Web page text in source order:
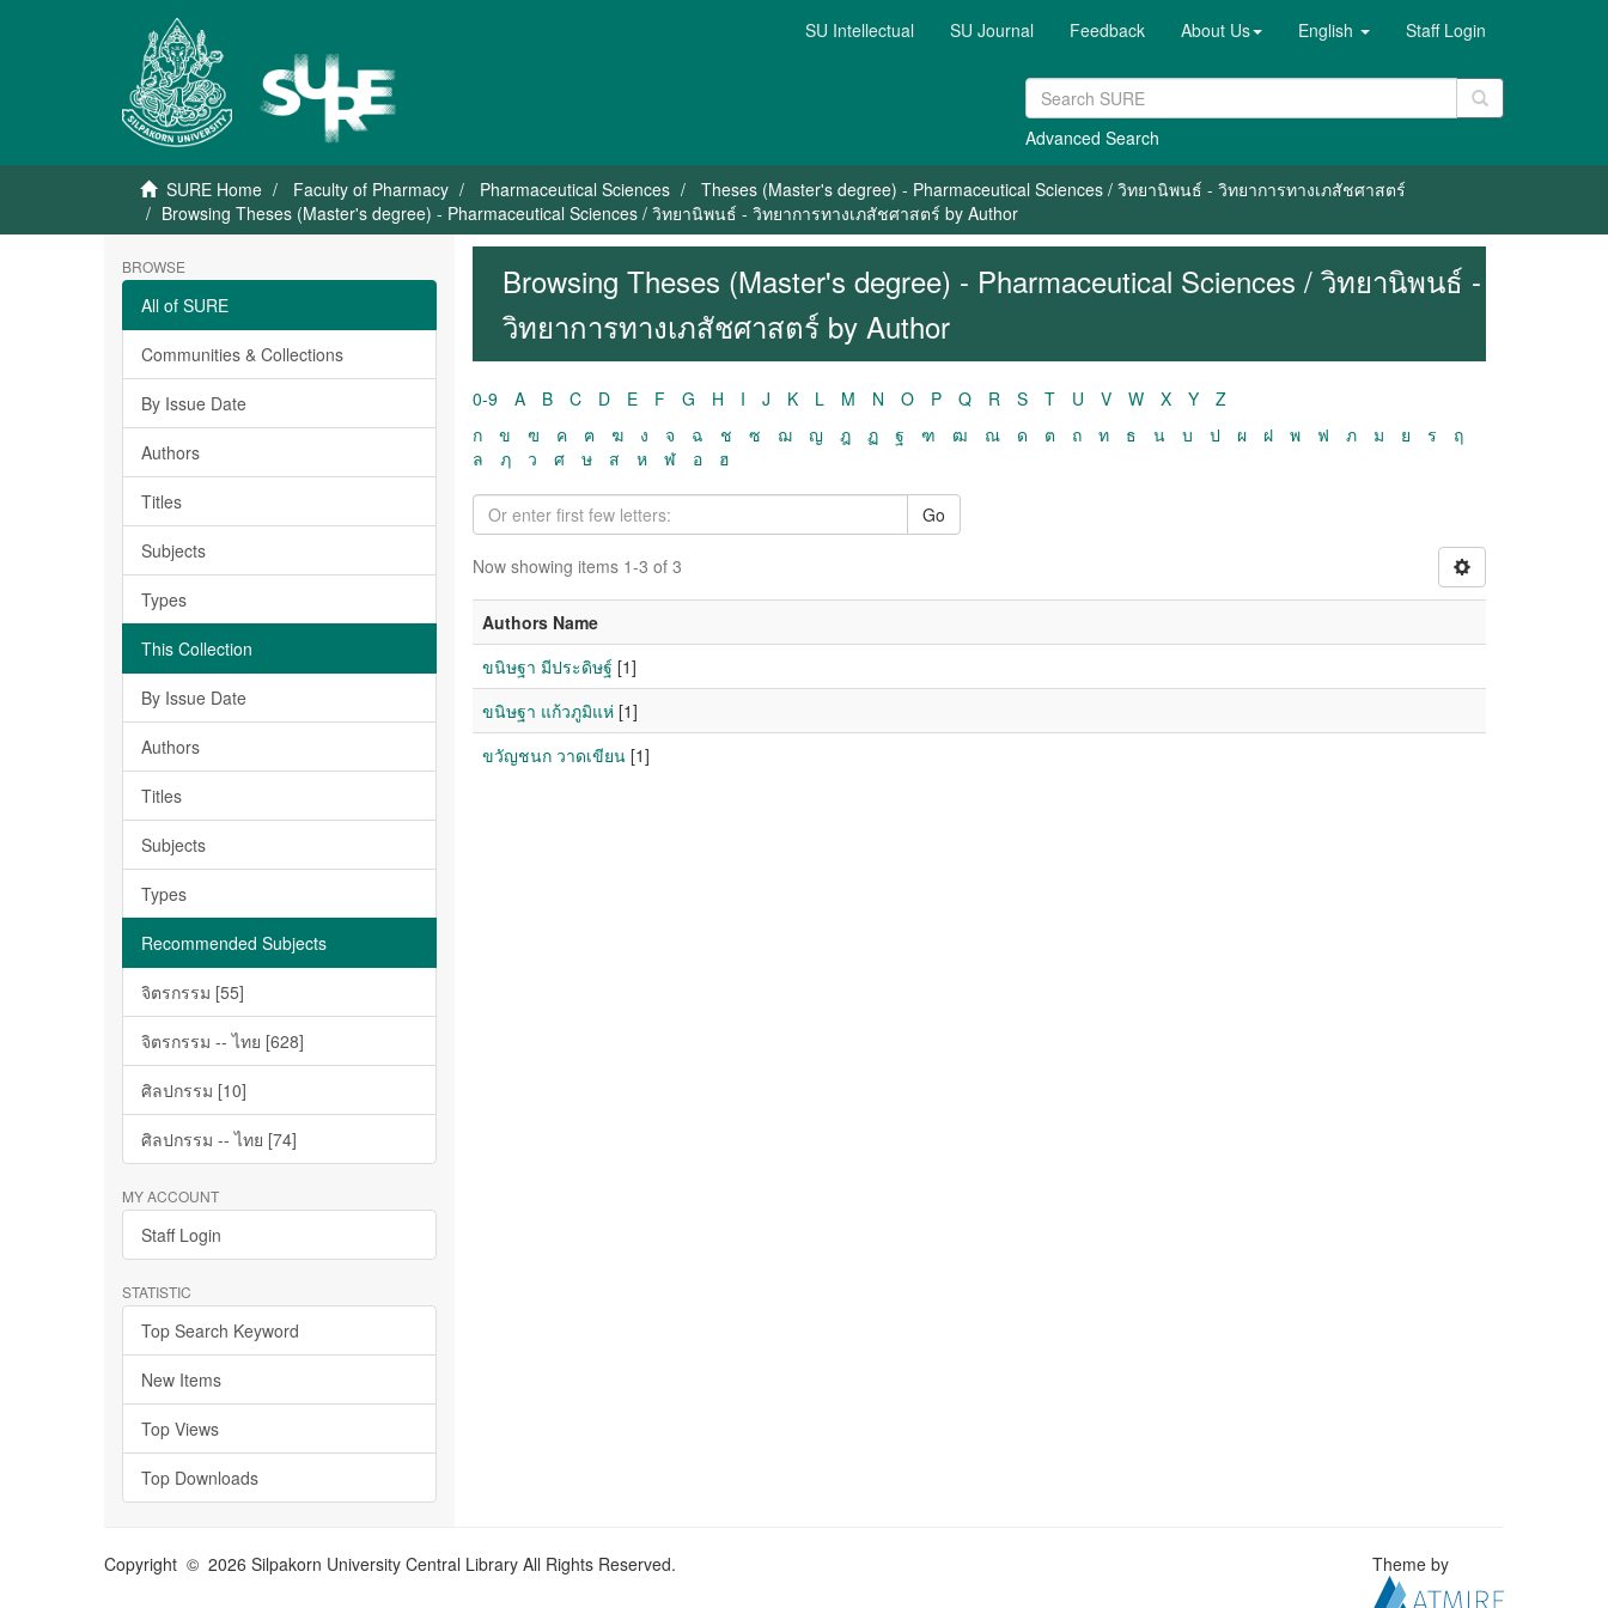
SU Intellectual SU Journal Feedback About Us English Staff Login
Advanced Search
SURE Home Faculty of Pharmacy Pharmaceutical Sciences
Theses (Master's degree) - Pharmaceutical Sciences / วิทยานิพนธ์ - วิทยาการทางเภสัชศาสตร์
Browsing Theses (Master's degree) - Pharmaceutical Sciences / วิทยานิพนธ์ - วิทยาการทางเภสัชศาสตร์ by Author
BROWSE
All of SURE
Communities & Collections
By Issue Date
Authors
Titles
Subjects
Types
This Collection
By Issue Date
Authors
Titles
Subjects
Types
Recommended Subjects
จิตรกรรม [55]
จิตรกรรม -- ไทย [628]
ศิลปกรรม [10]
ศิลปกรรม -- ไทย [74]
MY ACCOUNT
Staff Login
STATISTIC
Top Search Keyword
New Items
Top Views
Top Downloads
Browsing Theses (Master's degree) - Pharmaceutical Sciences / วิทยานิพนธ์ -
วิทยาการทางเภสัชศาสตร์ by Author
0-9 A B C D E F G H I J K L M N O P Q R S T U V W X Y
Z
ก
ข ฃ ค ฅ ฆ ง จ ฉ ช ซ ฌ ญ ฎ ฏ ฐ ฑ ฒ ณ ด ต ถ ท ธ น บ ป ผ ฝ พ ฟ ภ ม ย ร
ฤ
ล
ฦ ว ศ ษ ส ห ฬ อ ฮ
Go
Now showing items 1-3 of 3
Authors Name
ขนิษฐา มีประดิษฐ์ [1]
ขนิษฐา แก้วภูมิแห่[1]
ขวัญชนก วาดเขียน[1]
Copyright © 2026 Silpakorn University Central Library All Rights Reserved. Theme by